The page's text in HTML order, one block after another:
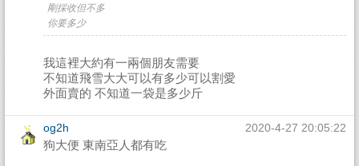
剛採收但不多
你要多少
我這裡大約有一兩個朋友需要
不知道飛雪大大可以有多少可以割愛
外面賣的 不知道一袋是多少斤
og2h 2020-4-27 20:05:22
狗大便 東南亞人都有吃